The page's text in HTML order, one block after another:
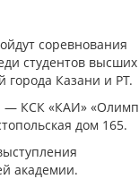
соревнования
студентов высших
города Казани и РТ.
— КСК «КАИ» «Олимп
дом 165.
академии.